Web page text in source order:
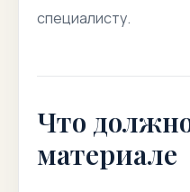
специалисту.
Что
материале